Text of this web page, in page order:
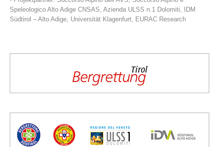
Speleologico Alto Adige CNSAS, Azienda ULSS n.1 Dolomiti, IDM
Südtirol – Alto Adige, Universität Klagenfurt, EURAC Research